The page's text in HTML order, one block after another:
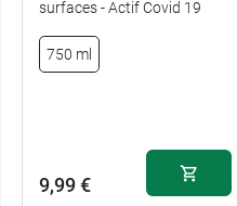
surfaces - Actif Covid 19
750 ml
9,99 €